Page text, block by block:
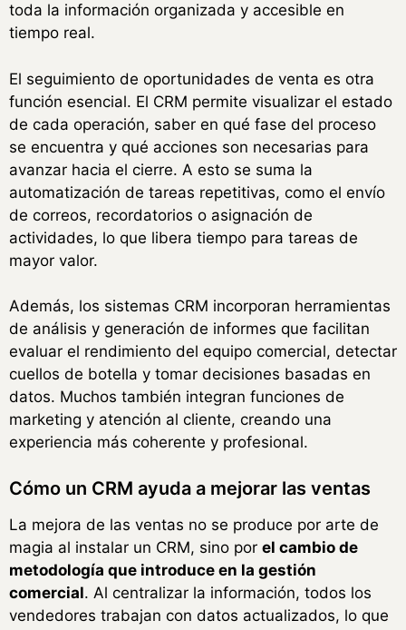
toda la información organizada y accesible en
tiempo real.
El seguimiento de oportunidades de venta es otra
función esencial. El CRM permite visualizar el estado
de cada operación, saber en qué fase del proceso
se encuentra y qué acciones son necesarias para
avanzar hacia el cierre. A esto se suma la
automatización de tareas repetitivas, como el envío
de correos, recordatorios o asignación de
actividades, lo que libera tiempo para tareas de
mayor valor.
Además, los sistemas CRM incorporan herramientas
de análisis y generación de informes que facilitan
evaluar el rendimiento del equipo comercial, detectar
cuellos de botella y tomar decisiones basadas en
datos. Muchos también integran funciones de
marketing y atención al cliente, creando una
experiencia más coherente y profesional.
Cómo un CRM ayuda a mejorar las ventas
La mejora de las ventas no se produce por arte de
magia al instalar un CRM, sino por el cambio de
metodología que introduce en la gestión
comercial. Al centralizar la información, todos los
vendedores trabajan con datos actualizados, lo que